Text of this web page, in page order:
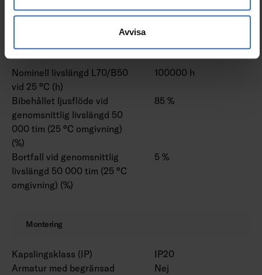
Avvisa
Nominell livslängd L70/B50
vid 25 °C (h)
100000 h
Bibehållet ljusflöde vid
genomsnittlig livslängd 50
000 tim (25 °C omgivning)
(%)
85 %
Bortfall vid genomsnittlig
livslängd 50 000 tim (25 °C
omgivning) (%)
5 %
Montering
Kapslingsklass (IP)
IP20
Armatur med begränsad
Nej